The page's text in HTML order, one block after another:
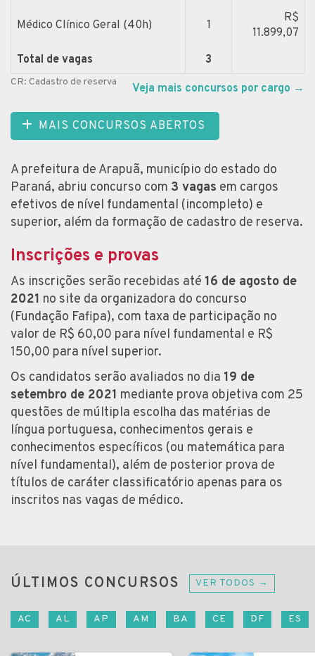
Médico Clínico Geral (40h) 1
R$
11.899,07
Total de vagas
3
CR: Cadastro de reserva Veja mais concursos por cargo →
MAIS CONCURSOS ABERTOS
A prefeitura de Arapuã, município do estado do
Paraná, abriu concurso com 3 vagas em cargos
efetivos de nível fundamental (incompleto) e
superior, além da formação de cadastro de reserva.
Inscrições e provas
As inscrições serão recebidas até 16 de agosto de
2021 no site da organizadora do concurso
(Fundação Fafipa), com taxa de participação no
valor de R$ 60,00 para nível fundamental e R$
150,00 para nível superior.
Os candidatos serão avaliados no dia 19 de
setembro de 2021 mediante prova objetiva com 25
questões de múltipla escolha das matérias de
língua portuguesa, conhecimentos gerais e
conhecimentos específicos (ou matemática para
nível fundamental), além de posterior prova de
títulos de caráter classificatório apenas para os
inscritos nas vagas de médico.
ÚLTIMOS CONCURSOS VER TODOS →
AC AL AP AM BA CE DF ES